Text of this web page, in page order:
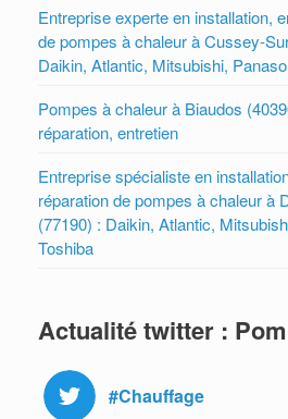
Entreprise experte en installation,
de pompes à chaleur à Cussey-
Daikin, Atlantic, Mitsubishi,
Pompes à chaleur à Biaudos
réparation, entretien
Entreprise spécialiste en
réparation de pompes à chaleur à
(77190) : Daikin, Atlantic,
Toshiba
Actualité twitter :
#Chauffage